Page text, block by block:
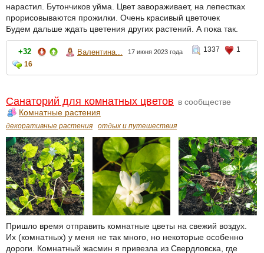
нарастил. Бутончиков уйма. Цвет завораживает, на лепестках
прорисовываются прожилки. Очень красивый цветочек
Будем дальше ждать цветения других растений. А пока так.
+32 Валентина... 17 июня 2023 года 1337
1
16
Санаторий для комнатных цветов в сообществе
Комнатные растения
декоративные растения отдых и путешествия
Пришло время отправить комнатные цветы на свежий воздух.
Их (комнатных) у меня не так много, но некоторые особенно
дороги. Комнатный жасмин я привезла из Свердловска, где